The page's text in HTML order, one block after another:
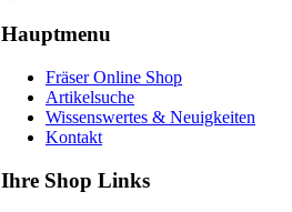
Hauptmenu
Fräser Online Shop
Artikelsuche
Wissenswertes & Neuigkeiten
Kontakt
Ihre Shop Links